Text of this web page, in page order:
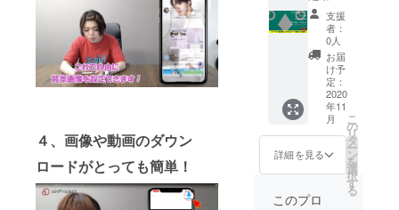
４、画像や動画のダウン
ロードがとっても簡単！
※上乗せ
支援さ
れた方
は上位
に表示
させて
いただ
きま
す。
に1ヶ月
あなた
の会社
のロゴ
マーク
を表示
する権
利で
す。 ロ
ゴマー
クは
sinProj
ectのロ
ゴマー
支援
者：
0人
お届
け予
定：
2020
年11
月
詳細を見る
こ
の
リ
タ
ー
ン
を
選
択
す
る
このプロ